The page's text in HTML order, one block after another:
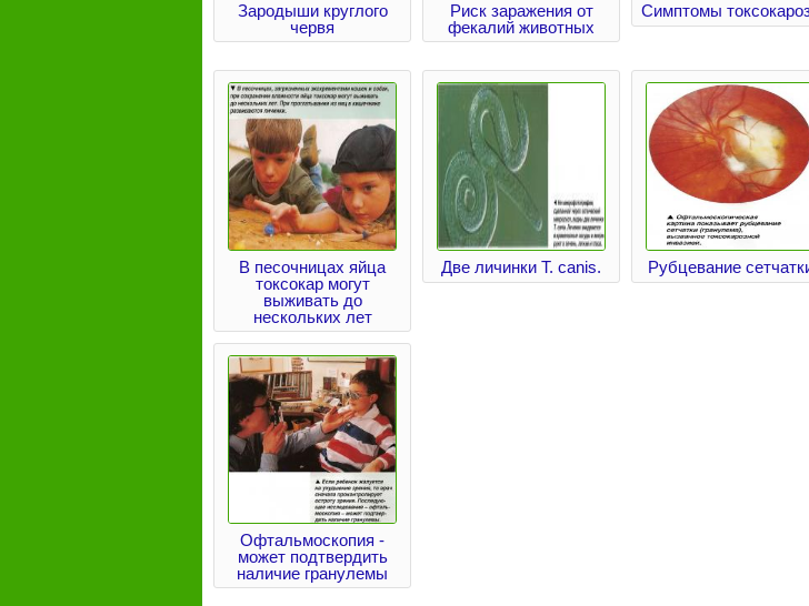
Зародыши круглого
червя
Риск заражения от
фекалий животных
Симптомы
В песочницах яйца
токсокар могут
выживать до
нескольких лет
Две личинки Т. canis. Рубцевание
Офтальмоскопия -
может подтвердить
наличие гранулемы